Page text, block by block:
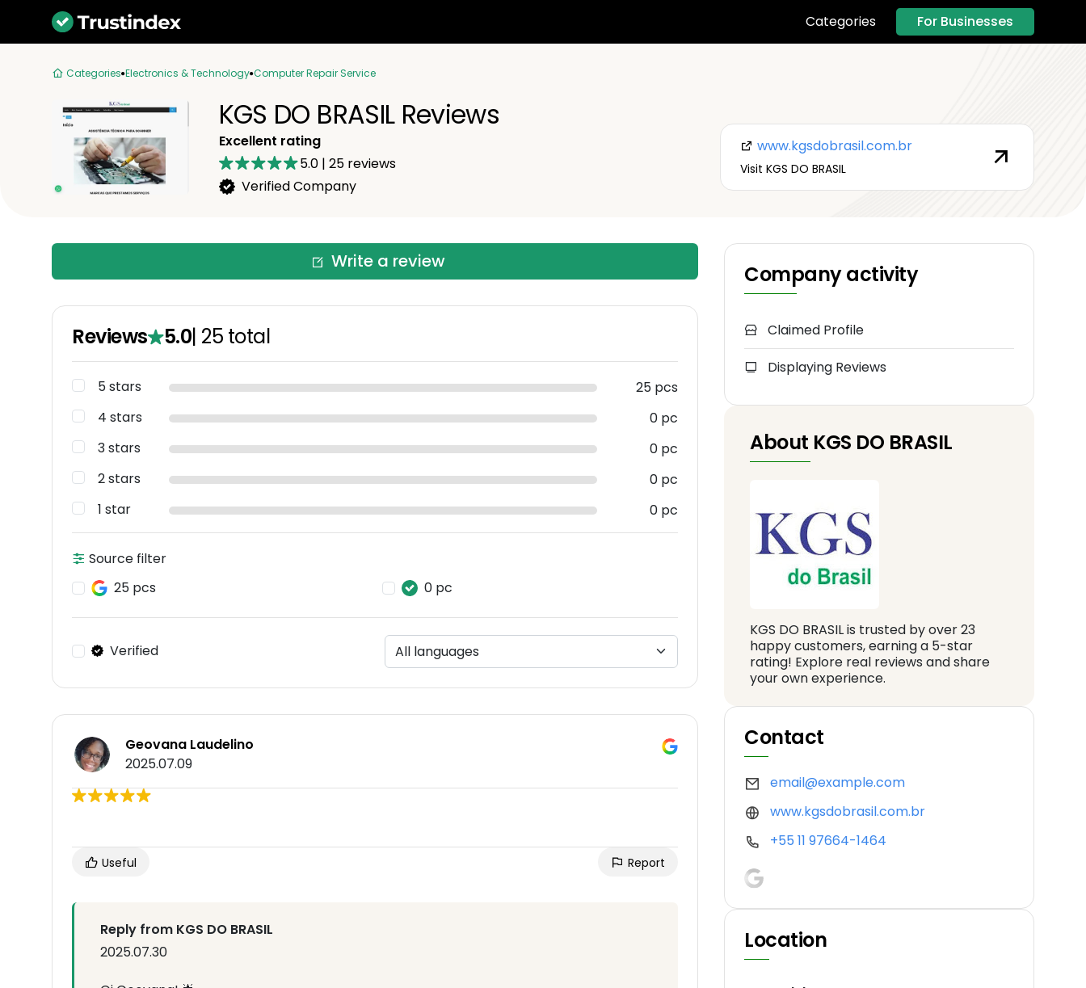
Categories For Businesses
Categories Electronics & Technology Computer Repair Service
KGS DO BRASIL Reviews
Excellent rating
5.0 | 25reviews
Verified Company
www.kgsdobrasil.com.br
Visit KGS DO BRASIL
Write a review
Reviews 5.0| 25 total
5 stars
25 pcs
4 stars
0 pc
3 stars
0 pc
2 stars
0 pc
1 star
0 pc
Source filter
25 pcs
0 pc
Verified
Geovana Laudelino
2025.07.09
Useful Report
Reply from KGS DO BRASIL
2025.07.30
Company activity
Claimed Profile
Displaying Reviews
About KGS DO BRASIL
KGS DO BRASIL is trusted by over 23
happy customers, earning a 5-star
rating! Explore real reviews and share
your own experience.
Contact
email@example.com
www.kgsdobrasil.com.br
+55 11 97664-1464
Location